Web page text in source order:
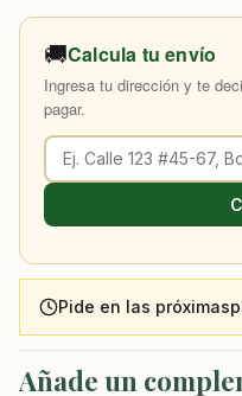
Flores
Nonita
🚚Calcula tu envío
Ingresa tu dirección y te
pagar.
Pide en las próximas
Añade un